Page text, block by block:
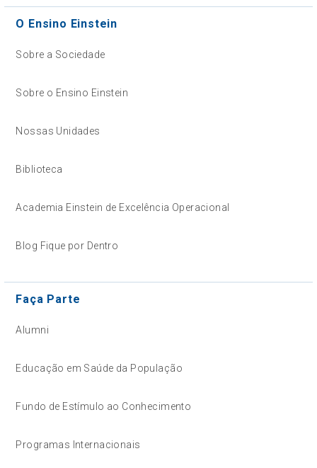
O Ensino Einstein
Sobre a Sociedade
Sobre o Ensino Einstein
Nossas Unidades
Biblioteca
Academia Einstein de Excelência Operacional
Blog Fique por Dentro
Faça Parte
Alumni
Educação em Saúde da População
Fundo de Estímulo ao Conhecimento
Programas Internacionais